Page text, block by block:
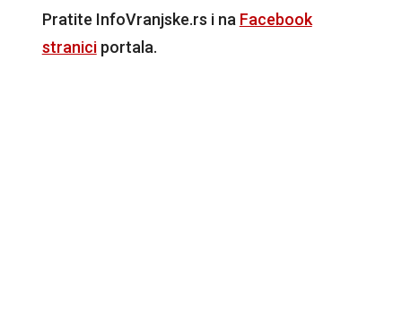
Pratite InfoVranjske.rs i na Facebook
straniciportala.